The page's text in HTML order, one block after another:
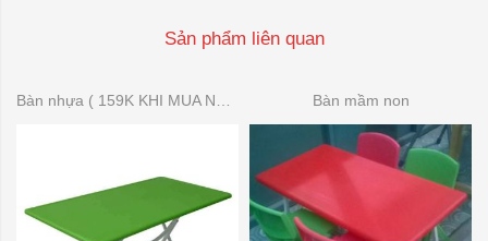
Sản phẩm liên quan
Bàn mầm non